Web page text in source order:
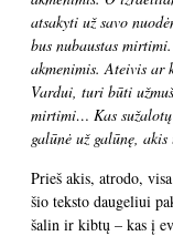
atsakyti už savo
bus nubaustas
akmenimis. Ateivis ar
Vardui, turi būti
mirtimi… Kas
galūnė už galūnę,
Prieš akis, atrodo,
šio teksto daugeliui
šalin ir kibtų – kas į